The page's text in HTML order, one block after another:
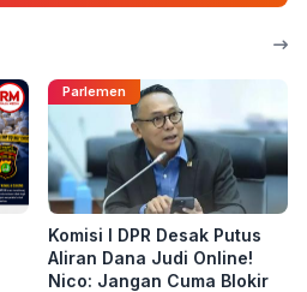
Parlemen
Komisi I DPR Desak Putus
Aliran Dana Judi Online!
Nico: Jangan Cuma Blokir